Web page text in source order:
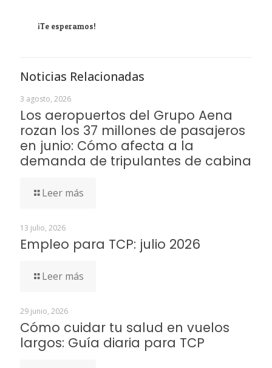
¡Te esperamos!
Noticias Relacionadas
3 agosto, 2026
Los aeropuertos del Grupo Aena
rozan los 37 millones de pasajeros
en junio: Cómo afecta a la
demanda de tripulantes de cabina
Leer más
13 julio, 2026
Empleo para TCP: julio 2026
Leer más
29 junio, 2026
Cómo cuidar tu salud en vuelos
largos: Guía diaria para TCP